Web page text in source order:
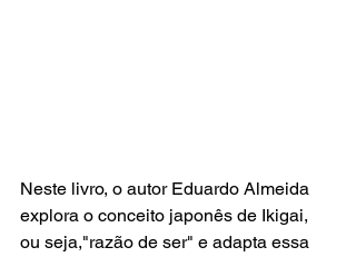
Neste livro, o autor Eduardo Almeida
explora o conceito japonês de Ikigai,
ou seja,"razão de ser" e adapta essa